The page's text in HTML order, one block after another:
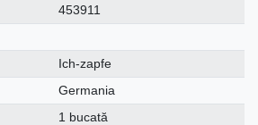
453911
Ich-zapfe
Germania
1 bucată